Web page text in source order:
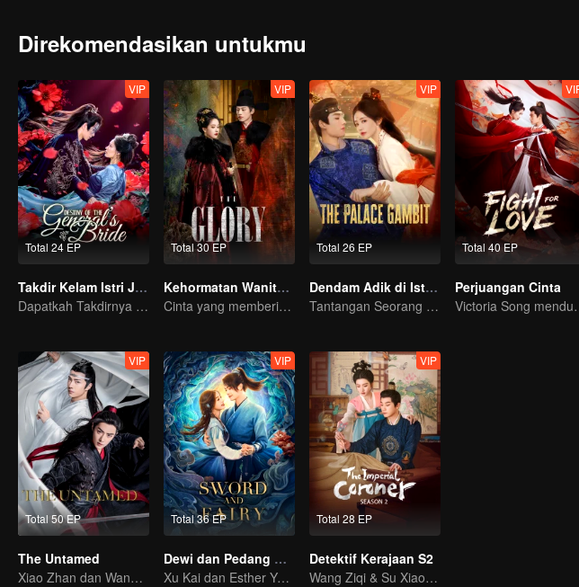
Direkomendasikan untukmu
Total 24 EP
VIP
Takdir Kelam Istri Jenderal
Dapatkah Takdirnya Berubah Setelah Perubahan Muka?
Total 30 EP
VIP
Kehormatan Wanita (English Ver.)
Cinta yang memberikan hangatnya keluarga
Total 26 EP
VIP
Dendam Adik di Istana
Tantangan Seorang Gadis Demi Membalas Dendam!
Total 40 EP
Perjuangan Cinta
Victoria
Total 50 EP
VIP
The Untamed
Xiao Zhan dan Wang Yibo memimpin kelompok bintang berwajah ganteng dan cantik
Total 36 EP
VIP
Dewi dan Pedang Kesatria
Xu Kai dan Esther Yu terjebak takdir percintaan dan reinkarnasi
Total 28 EP
VIP
Detektif Kerajaan S2
Wang Ziqi & Su Xiaotong jatuh cinta saat pecahkan kasus